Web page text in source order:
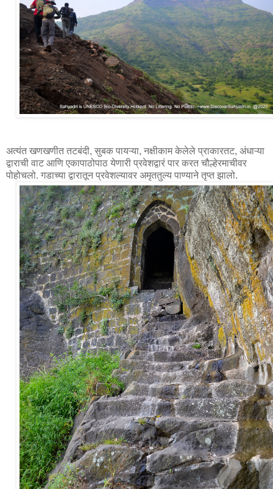
अत्यंत खणखणीत तटबंदी, सुबक पायऱ्या, नक्षीकाम केलेले प्राकारतट, अंधाऱ्या
द्वाराची वाट आणि एकापाठोपाठ येणारी प्रवेशद्वारं पार करत चौल्हेरमाचीवर